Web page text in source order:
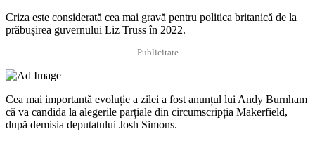
Criza este considerată cea mai gravă pentru politica britanică de la
prăbușirea guvernului Liz Truss în 2022.
Publicitate
Cea mai importantă evoluție a zilei a fost anunțul lui Andy Burnham
că va candida la alegerile parțiale din circumscripția Makerfield,
după demisia deputatului Josh Simons.